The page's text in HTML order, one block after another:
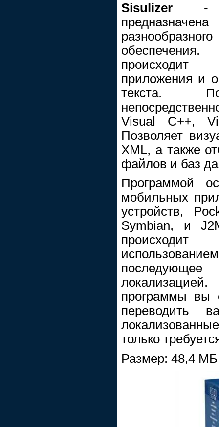
Sisulizer -
происходит
приложения и
текста.
Visual C++,
Позволяет
XML, а также
файлов и баз
Программой
мобильных
устройств,
Symbian, и
последующее
программы вы
переводить
только
Размер: 48,4 МБ